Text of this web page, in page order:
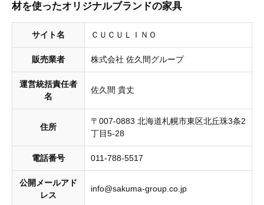
材を使ったオリジナルブランドの家具
サイト名 ＣＵＣＵＬＩＮＯ
販売業者 株式会社 佐久間グループ
運営統括責任者
名
佐久間 貴丈
住所
〒007-0883 北海道札幌市東区北丘珠3条2
丁目5-28
電話番号 011-788-5517
公開メールアド
レス
info@sakuma-group.co.jp